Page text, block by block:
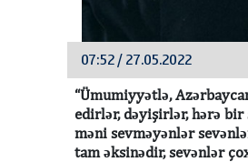
07:52 / 27.05.2022
“Ümumiyyətlə,
edirlər, dəyişirlər, hərə bir
məni sevməyənlər
tam əksinədir, sevənlər